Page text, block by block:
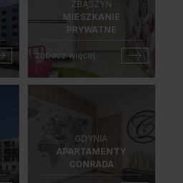
ZBĄSZYŃ
MIESZKANIE
PRYWATNE
zobacz więcej
GDYNIA
APARTAMENTY
CONRADA